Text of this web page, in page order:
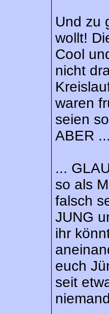
Und zu
wollt!
Cool
nicht
waren
seien
ABER
...
so als
falsch
JUNG
ihr
euch
seit